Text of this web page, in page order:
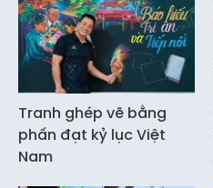
Tranh ghép vẽ bằng
phấn đạt kỷ lục Việt
Nam